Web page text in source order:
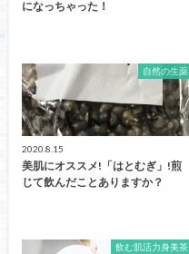
になっちゃった！
自然の生薬
2020.8.15
美肌にオススメ!「はとむぎ」!煎
じて飲んだことありますか？
飲む肌活力身美茶